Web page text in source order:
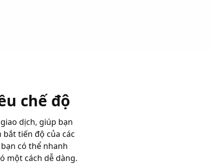
chế độ
dịch, giúp bạn
tiến độ của các
có thể nhanh
một cách dễ dàng.